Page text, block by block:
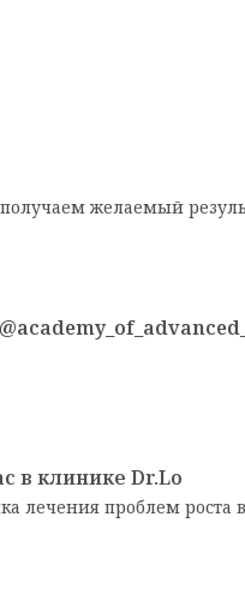
желаемый
в клинике Dr.Lo
лечения проблем роста